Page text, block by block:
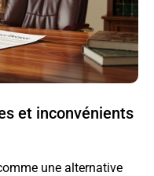
et inconvénients
une alternative